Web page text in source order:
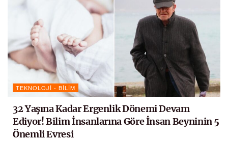
TEKNOLOJI - BILIM
32 Yaşına Kadar Ergenlik Dönemi Devam
Ediyor! Bilim İnsanlarına Göre İnsan Beyninin 5
Önemli Evresi